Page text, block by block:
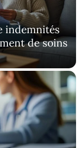
indemnités
de soins